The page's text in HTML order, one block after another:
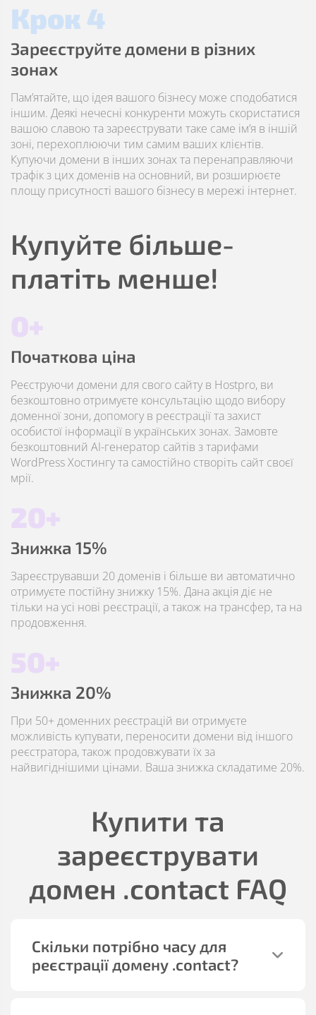
Крок 4
Зареєструйте домени в різних
зонах
Пам’ятайте, що ідея вашого бізнесу може сподобатися
іншим. Деякі нечесні конкуренти можуть скористатися
вашою славою та зареєструвати таке саме ім’я в іншій
зоні, перехоплюючи тим самим ваших клієнтів.
Купуючи домени в інших зонах та перенаправляючи
трафік з цих доменів на основний, ви розширюєте
площу присутності вашого бізнесу в мережі інтернет.
Купуйте більше-
платіть менше!
0+
Початкова ціна
Реєструючи домени для свого сайту в Hostpro, ви
безкоштовно отримуєте консультацію щодо вибору
доменної зони, допомогу в реєстрації та захист
особистої інформації в українських зонах. Замовте
безкоштовний AI-генератор сайтів з тарифами
WordPress Хостингу та самостійно створіть сайт своєї
мрії.
20+
Знижка 15%
Зареєструвавши 20 доменів і більше ви автоматично
отримуєте постійну знижку 15%. Дана акція діє не
тільки на усі нові реєстрації, а також на трансфер, та на
продовження.
50+
Знижка 20%
При 50+ доменних реєстрацій ви отримуєте
можливість купувати, переносити домени від іншого
реєстратора, також продовжувати їх за
найвигіднішими цінами. Ваша знижка складатиме 20%.
Купити та
зареєструвати
домен .contact FAQ
Скільки потрібно часу для
реєстрації домену .contact?